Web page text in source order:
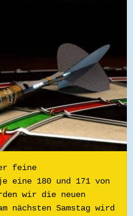
feine
eine 180 und 171 von
wir die neuen
nächsten Samstag wird